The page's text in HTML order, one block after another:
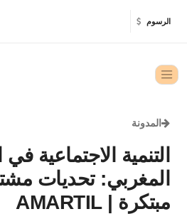
الرسوم
المدونة
التنمية الاجتماعية
المغربي: تحديات
مبتكرة | AMARTIL